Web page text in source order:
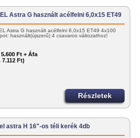
Astra G használt acélfelni 6,0x15 ET49
Astra G használt acélfelni 6,0x15 ET49 4x100
használt(újszerű) 4 csavaros változathoz!
5.600 Ft + Áfa
7.112 Ft)
Részletek
astra H 16"-os téli kerék 4db